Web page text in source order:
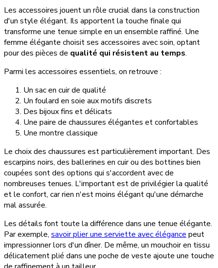
Les accessoires jouent un rôle crucial dans la construction
d'un style élégant. Ils apportent la touche finale qui
transforme une tenue simple en un ensemble raffiné. Une
femme élégante choisit ses accessoires avec soin, optant
pour des pièces de qualité qui résistent au temps.
Parmi les accessoires essentiels, on retrouve :
Un sac en cuir de qualité
Un foulard en soie aux motifs discrets
Des bijoux fins et délicats
Une paire de chaussures élégantes et confortables
Une montre classique
Le choix des chaussures est particulièrement important. Des
escarpins noirs, des ballerines en cuir ou des bottines bien
coupées sont des options qui s'accordent avec de
nombreuses tenues. L'important est de privilégier la qualité
et le confort, car rien n'est moins élégant qu'une démarche
mal assurée.
Les détails font toute la différence dans une tenue élégante.
Par exemple, savoir plier une serviette avec élégance peut
impressionner lors d'un dîner. De même, un mouchoir en tissu
délicatement plié dans une poche de veste ajoute une touche